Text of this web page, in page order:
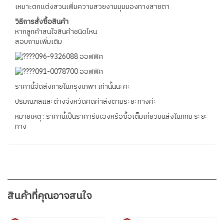
เหมาะตกแต่งสวนเพิ่มความสวยงามมุมมองทางสายตา
วิธีการสั่งซื้อสินค้า
หากลูกค้าสนใจสินค้าชนิดไหน
สอบถามเพิ่มเติม
096-9326088 ออฟฟิศ
091-0078700 ออฟฟิศ
ราคานี้จัดส่งภายในกรุงเทพฯ เท่านั้นนะคะ
ปริมณฑลและต่างจังหวัดคิดค่าส่งตามระยะทางค่ะ
หมายเหตุ : ราคานี้เป็นราคารับเองหรือซื้อเต็มเที่ยวขนส่งในกทม ระยะ
ทาง
สินค้าที่คุณอาจสนใจ